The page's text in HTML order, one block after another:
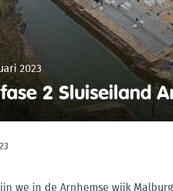
2023
2 Sluiseiland
we in de Arnhemse wijk